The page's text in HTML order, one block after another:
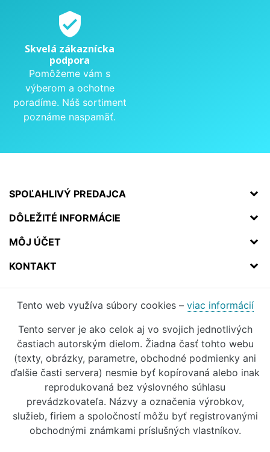
verified_user
Skvelá zákaznícka
podpora
Pomôžeme vám s
výberom a ochotne
poradíme. Náš sortiment
poznáme naspamäť.
SPOĽAHLIVÝ PREDAJCA
DÔLEŽITÉ INFORMÁCIE
MÔJ ÚČET
KONTAKT
Tento web využíva súbory cookies – viac informácií
Tento server je ako celok aj vo svojich jednotlivých
častiach autorským dielom. Žiadna časť tohto webu
(texty, obrázky, parametre, obchodné podmienky ani
ďalšie časti servera) nesmie byť kopírovaná alebo inak
reprodukovaná bez výslovného súhlasu
prevádzkovateľa. Názvy a označenia výrobkov,
služieb, firiem a spoločností môžu byť registrovanými
obchodnými známkami príslušných vlastníkov.